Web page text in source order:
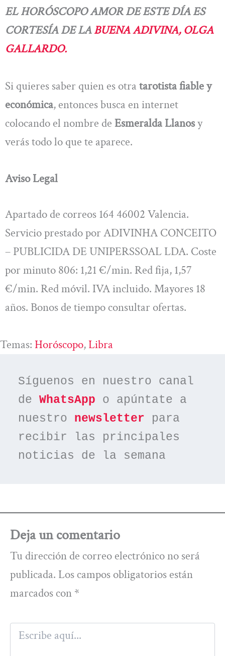
EL HORÓSCOPO AMOR DE ESTE DÍA ES
CORTESÍA DE LABUENA ADIVINA, OLGA
GALLARDO.
Si quieres saber quien es otra tarotista fiable y
económica, entonces busca en internet
colocando el nombre de Esmeralda Llanosy
verás todo lo que te aparece.
Aviso Legal
Apartado de correos 164 46002 Valencia.
Servicio prestado por ADIVINHA CONCEITO
– PUBLICIDA DE UNIPERSSOAL LDA. Coste
por minuto 806: 1,21 €/min. Red fija, 1,57
€/min. Red móvil. IVA incluido. Mayores 18
años. Bonos de tiempo consultar ofertas.
Temas: Horóscopo, Libra
Síguenos en nuestro canal
de WhatsApp o apúntate a
nuestro newsletter para
recibir las principales
noticias de la semana
Deja un comentario
Tu dirección de correo electrónico no será
publicada. Los campos obligatorios están
marcados con *
Escribe
aquí...